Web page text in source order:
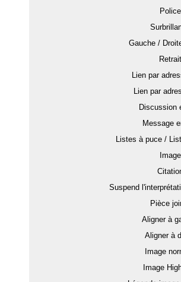
Police
Gauche /
Retrait
Lien par
Lien par
Discussion
Message
Listes à puce /
Image
Suspend
Pièce
Aligner à
Aligner à
Image
Image